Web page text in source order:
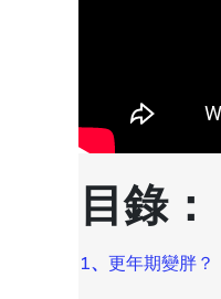
目錄：
1、更年期變胖？